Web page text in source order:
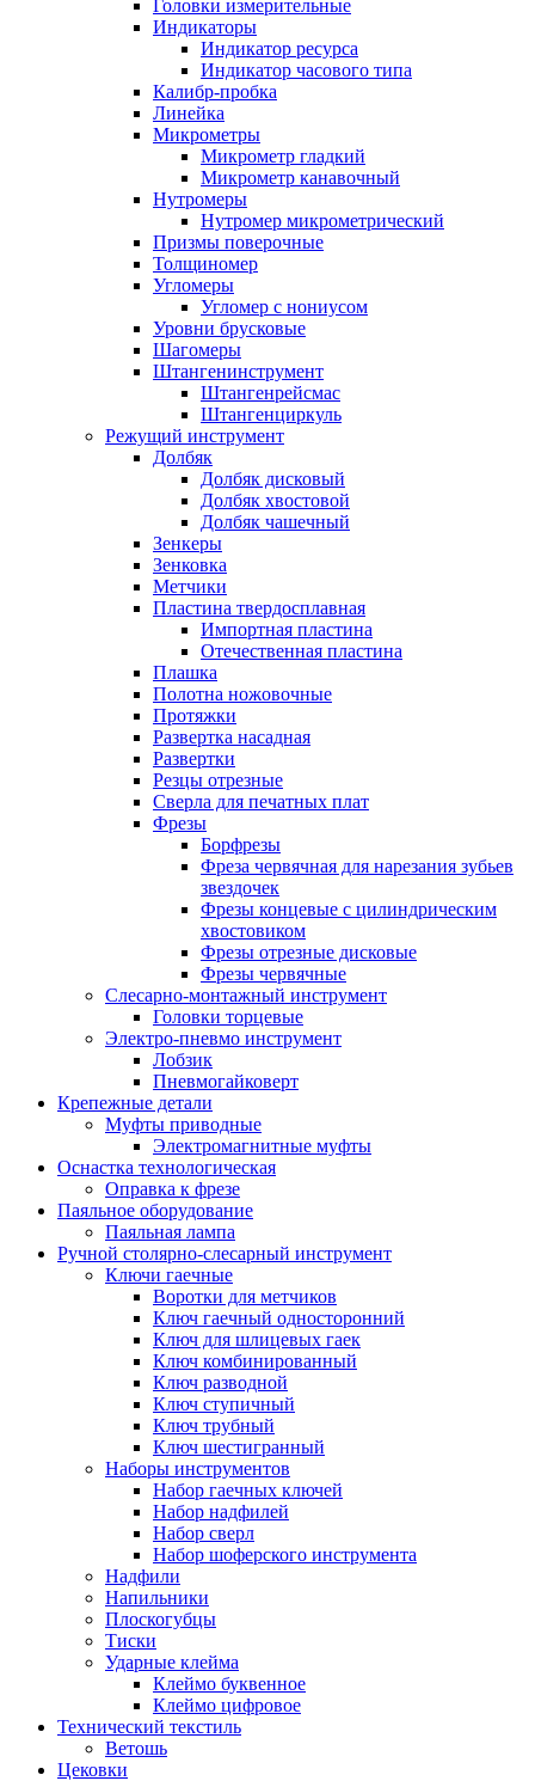
Головки измерительные
Индикаторы
Индикатор ресурса
Индикатор часового типа
Калибр-пробка
Линейка
Микрометры
Микрометр гладкий
Микрометр канавочный
Нутромеры
Нутромер микрометрический
Призмы поверочные
Толщиномер
Угломеры
Угломер с нониусом
Уровни брусковые
Шагомеры
Штангенинструмент
Штангенрейсмас
Штангенциркуль
Режущий инструмент
Долбяк
Долбяк дисковый
Долбяк хвостовой
Долбяк чашечный
Зенкеры
Зенковка
Метчики
Пластина твердосплавная
Импортная пластина
Отечественная пластина
Плашка
Полотна ножовочные
Протяжки
Развертка насадная
Развертки
Резцы отрезные
Сверла для печатных плат
Фрезы
Борфрезы
Фреза червячная для нарезания зубьев
звездочек
Фрезы концевые с цилиндрическим
хвостовиком
Фрезы отрезные дисковые
Фрезы червячные
Слесарно-монтажный инструмент
Головки торцевые
Электро-пневмо инструмент
Лобзик
Пневмогайковерт
Крепежные детали
Муфты приводные
Электромагнитные муфты
Оснастка технологическая
Оправка к фрезе
Паяльное оборудование
Паяльная лампа
Ручной столярно-слесарный инструмент
Ключи гаечные
Воротки для метчиков
Ключ гаечный односторонний
Ключ для шлицевых гаек
Ключ комбинированный
Ключ разводной
Ключ ступичный
Ключ трубный
Ключ шестигранный
Наборы инструментов
Набор гаечных ключей
Набор надфилей
Набор сверл
Набор шоферского инструмента
Надфили
Напильники
Плоскогубцы
Тиски
Ударные клейма
Клеймо буквенное
Клеймо цифровое
Технический текстиль
Ветошь
Цековки